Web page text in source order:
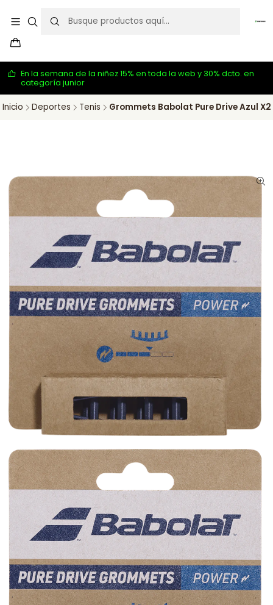
En la semana de la niñez 15% en toda la web y 30% dcto. en
categoría junior
Inicio Deportes Tenis Grommets Babolat Pure Drive Azul X2